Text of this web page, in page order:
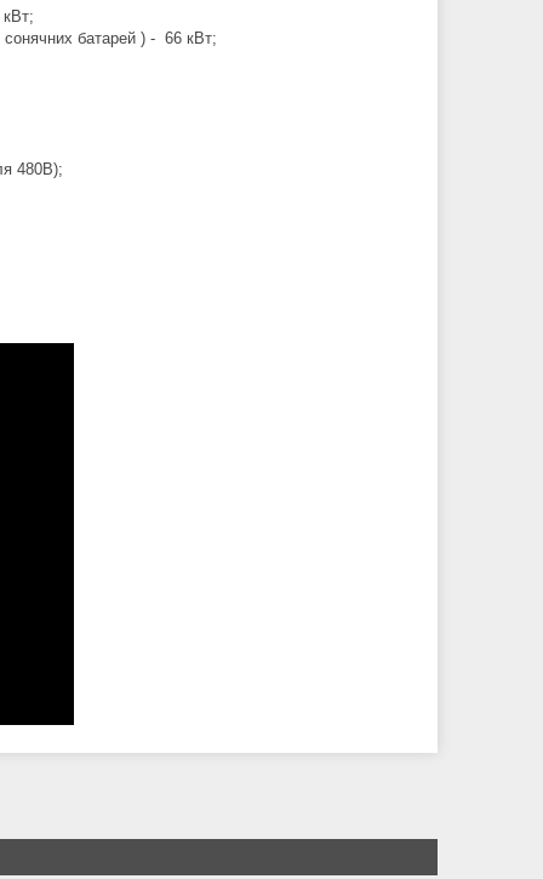
кВт;
сонячних батарей ) - 66 кВт;
480В);